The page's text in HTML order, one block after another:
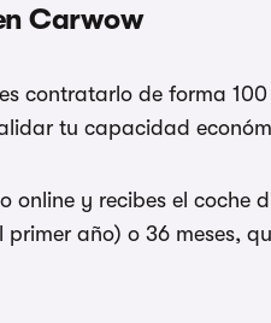
Carwow
contratarlo de forma
tu capacidad
y recibes el coche
año) o 36 meses,